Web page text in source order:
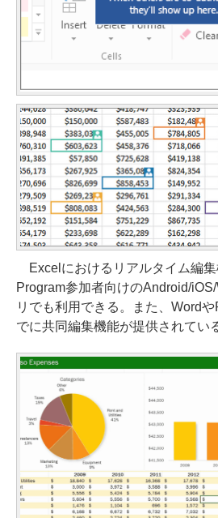
Excelにおけるリアルタイム編集
Program参加者向けのAndroid/
リでも利用できる。また、Word
でに共同編集機能が提供されてい